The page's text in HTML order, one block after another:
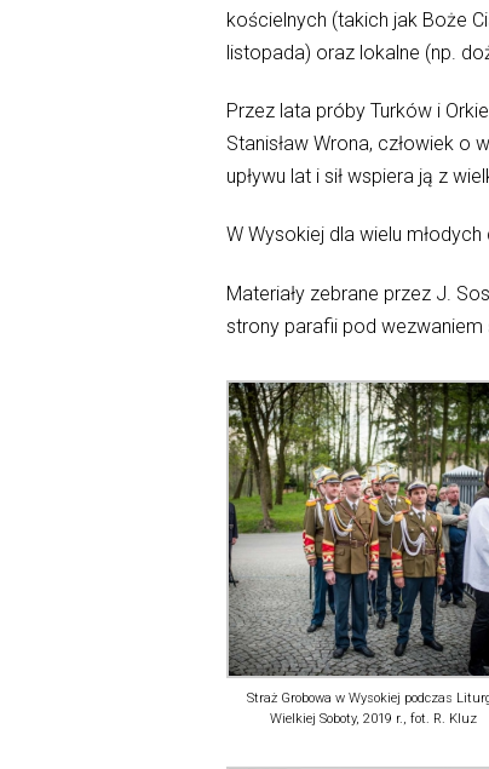
kościelnych (takich jak Boże
listopada) oraz lokalne (np.
Przez lata próby Turków i
Stanisław Wrona, człowiek o
upływu lat i sił wspiera ją z
W Wysokiej dla wielu
Materiały zebrane przez J.
strony parafii pod wezwaniem
Straż Grobowa w Wysokiej podczas
Wielkiej Soboty, 2019 r., fot. R. Kluz